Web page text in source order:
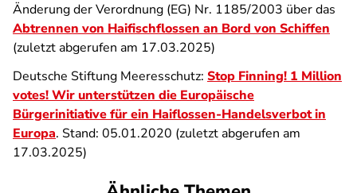
Änderung der Verordnung (EG) Nr. 1185/2003 über das
Abtrennen von Haifischflossen an Bord von Schiffen
(zuletzt abgerufen am 17.03.2025)
Deutsche Stiftung Meeresschutz: Stop Finning! 1 Million
votes! Wir unterstützen die Europäische
Bürgerinitiative für ein Haiflossen-Handelsverbot in
Europa. Stand: 05.01.2020 (zuletzt abgerufen am
17.03.2025)